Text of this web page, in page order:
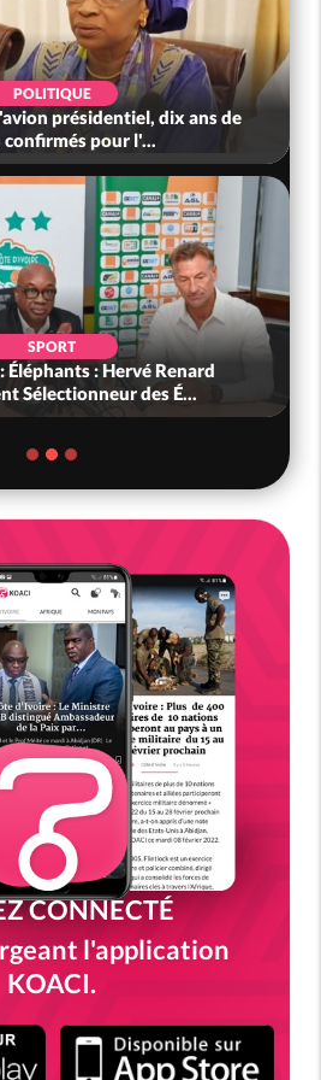
POLITIQUE
présidentiel, dix ans de
confirmés pour l'...
SPORT
: Hervé Renard
Sélectionneur des É...
CONNECTÉ
l'application
KOACI.